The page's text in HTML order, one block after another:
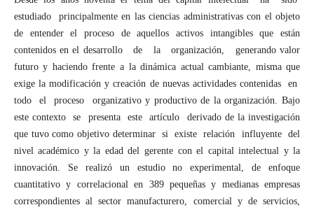
estudiado principalmente en las ciencias administrativas con el objeto
de entender el proceso de aquellos activos intangibles que están
contenidos en el desarrollo de la organización, generando valor
futuro y haciendo frente a la dinámica actual cambiante, misma que
exige la modificación y creación de nuevas actividades contenidas en
todo el proceso organizativo y productivo de la organización. Bajo
este contexto se presenta este artículo derivado de la investigación
que tuvo como objetivo determinar si existe relación influyente del
nivel académico y la edad del gerente con el capital intelectual y la
innovación. Se realizó un estudio no experimental, de enfoque
cuantitativo y correlacional en 389 pequeñas y medianas empresas
correspondientes al sector manufacturero, comercial y de servicios,